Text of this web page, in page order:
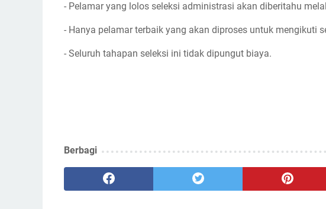
- Pelamar yang lolos seleksi administrasi akan diberitahu
- Hanya pelamar terbaik yang akan diproses untuk mengikuti
- Seluruh tahapan seleksi ini tidak dipungut biaya.
Berbagi